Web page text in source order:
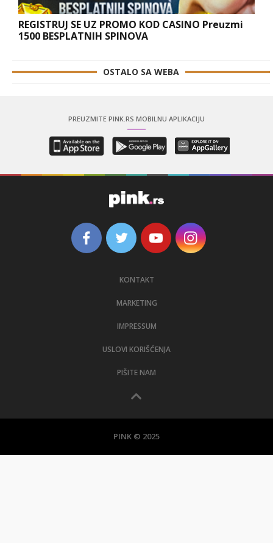
REGISTRUJ SE UZ PROMO KOD CASINO Preuzmi
1500 BESPLATNIH SPINOVA
OSTALO SA WEBA
PREUZMITE PINK.RS MOBILNU APLIKACIJU
KONTAKT
MARKETING
IMPRESSUM
USLOVI KORIŠĆENJA
PIŠITE NAM
PINK © 2025